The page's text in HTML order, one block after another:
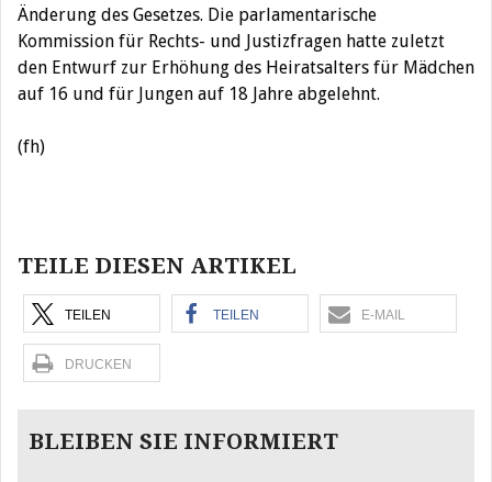
Änderung des Gesetzes. Die parlamentarische
Kommission für Rechts- und Justizfragen hatte zuletzt
den Entwurf zur Erhöhung des Heiratsalters für Mädchen
auf 16 und für Jungen auf 18 Jahre abgelehnt.
(fh)
TEILE DIESEN ARTIKEL
TEILEN TEILEN E-MAIL
DRUCKEN
BLEIBEN SIE INFORMIERT